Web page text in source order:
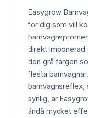
Easygrow
för dig som vill
direkt imponerad
den grå färgen
flesta
barnvagnsreflex,
synlig, är
ändå mycket